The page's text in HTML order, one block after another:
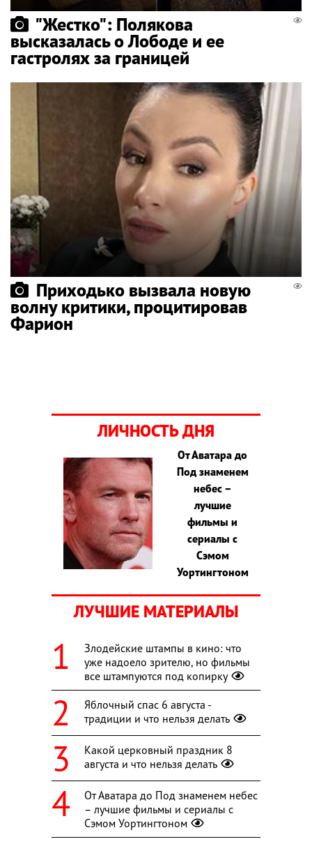
"Жестко": Полякова
высказалась о Лободе и ее
гастролях за границей
Приходько вызвала новую
волну критики, процитировав
Фарион
ЛИЧНОСТЬ ДНЯ
От Аватара до
Под знаменем
небес –
лучшие
фильмы и
сериалы с
Сэмом
Уортингтоном
ЛУЧШИЕ МАТЕРИАЛЫ
Злодейские штампы в кино: что
уже надоело зрителю, но фильмы
все штампуются под копирку
Яблочный спас 6 августа -
традиции и что нельзя делать
Какой церковный праздник 8
августа и что нельзя делать
От Аватара до Под знаменем небес
– лучшие фильмы и сериалы с
Сэмом Уортингтоном